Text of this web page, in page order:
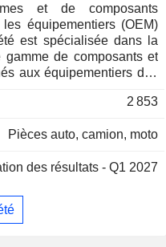
et de composants
équipementiers (OEM)
est spécialisée dans la
de composants et
aux équipementiers des
comprend des modules
roues et trois-roues, des
structures de sièges, des
électriques, des
le marché de la rechange.
2 853
Pièces auto, camion, moto
des résultats - Q1 2027